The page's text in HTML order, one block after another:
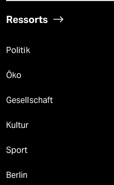
Ressorts
Politik
Öko
Gesellschaft
Kultur
Sport
Berlin